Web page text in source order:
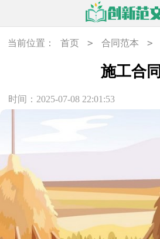
当前位置： 首页 > 合同范本 >
施工合同
时间：2025-07-08 22:01:53